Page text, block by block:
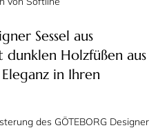
Sessel aus
Holzfüßen aus
in Ihren
des GÖTEBORG Designer